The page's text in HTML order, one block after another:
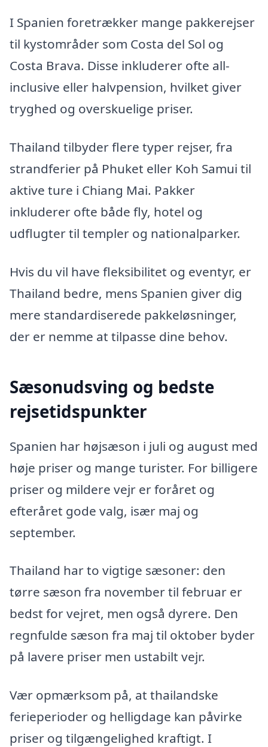
I Spanien foretrækker mange pakkerejser
til kystområder som Costa del Sol og
Costa Brava. Disse inkluderer ofte all-
inclusive eller halvpension, hvilket giver
tryghed og overskuelige priser.
Thailand tilbyder flere typer rejser, fra
strandferier på Phuket eller Koh Samui til
aktive ture i Chiang Mai. Pakker
inkluderer ofte både fly, hotel og
udflugter til templer og nationalparker.
Hvis du vil have fleksibilitet og eventyr, er
Thailand bedre, mens Spanien giver dig
mere standardiserede pakkeløsninger,
der er nemme at tilpasse dine behov.
Sæsonudsving og bedste
rejsetidspunkter
Spanien har højsæson i juli og august med
høje priser og mange turister. For billigere
priser og mildere vejr er foråret og
efteråret gode valg, især maj og
september.
Thailand har to vigtige sæsoner: den
tørre sæson fra november til februar er
bedst for vejret, men også dyrere. Den
regnfulde sæson fra maj til oktober byder
på lavere priser men ustabilt vejr.
Vær opmærksom på, at thailandske
ferieperioder og helligdage kan påvirke
priser og tilgængelighed kraftigt. I